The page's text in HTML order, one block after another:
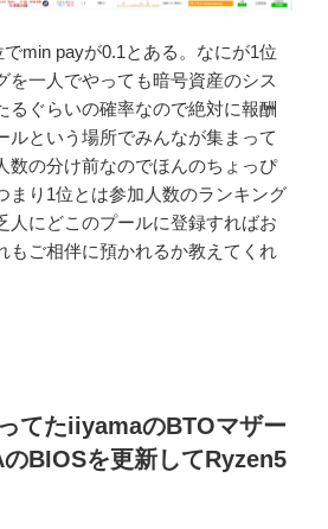
でmin payが0.1とある。なにが1位
を一人でやっても暗号資産のシス
るぐらいの確率なので絶対に報酬
ルという場所でみんなが集まって
数の分け前なのでほんのちょっぴ
まり1位とは参加人数のランキング
人にどこのプールに登録すればお
もご相伴に預かれるか教えてくれ
てたiiyamaのBTOマザー
BIOSを更新してRyzen5